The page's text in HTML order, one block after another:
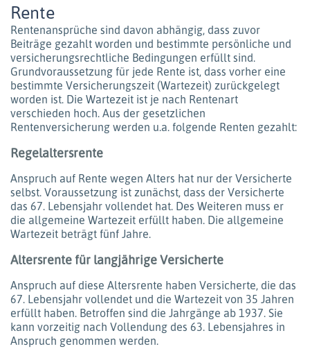
Rente
Rentenansprüche sind davon abhängig, dass zuvor
Beiträge gezahlt worden und bestimmte persönliche und
versicherungsrechtliche Bedingungen erfüllt sind.
Grundvoraussetzung für jede Rente ist, dass vorher eine
bestimmte Versicherungszeit (Wartezeit) zurückgelegt
worden ist. Die Wartezeit ist je nach Rentenart
verschieden hoch. Aus der gesetzlichen
Rentenversicherung werden u.a. folgende Renten gezahlt:
Regelaltersrente
Anspruch auf Rente wegen Alters hat nur der Versicherte
selbst. Voraussetzung ist zunächst, dass der Versicherte
das 67. Lebensjahr vollendet hat. Des Weiteren muss er
die allgemeine Wartezeit erfüllt haben. Die allgemeine
Wartezeit beträgt fünf Jahre.
Altersrente für langjährige Versicherte
Anspruch auf diese Altersrente haben Versicherte, die das
67. Lebensjahr vollendet und die Wartezeit von 35 Jahren
erfüllt haben. Betroffen sind die Jahrgänge ab 1937. Sie
kann vorzeitig nach Vollendung des 63. Lebensjahres in
Anspruch genommen werden.